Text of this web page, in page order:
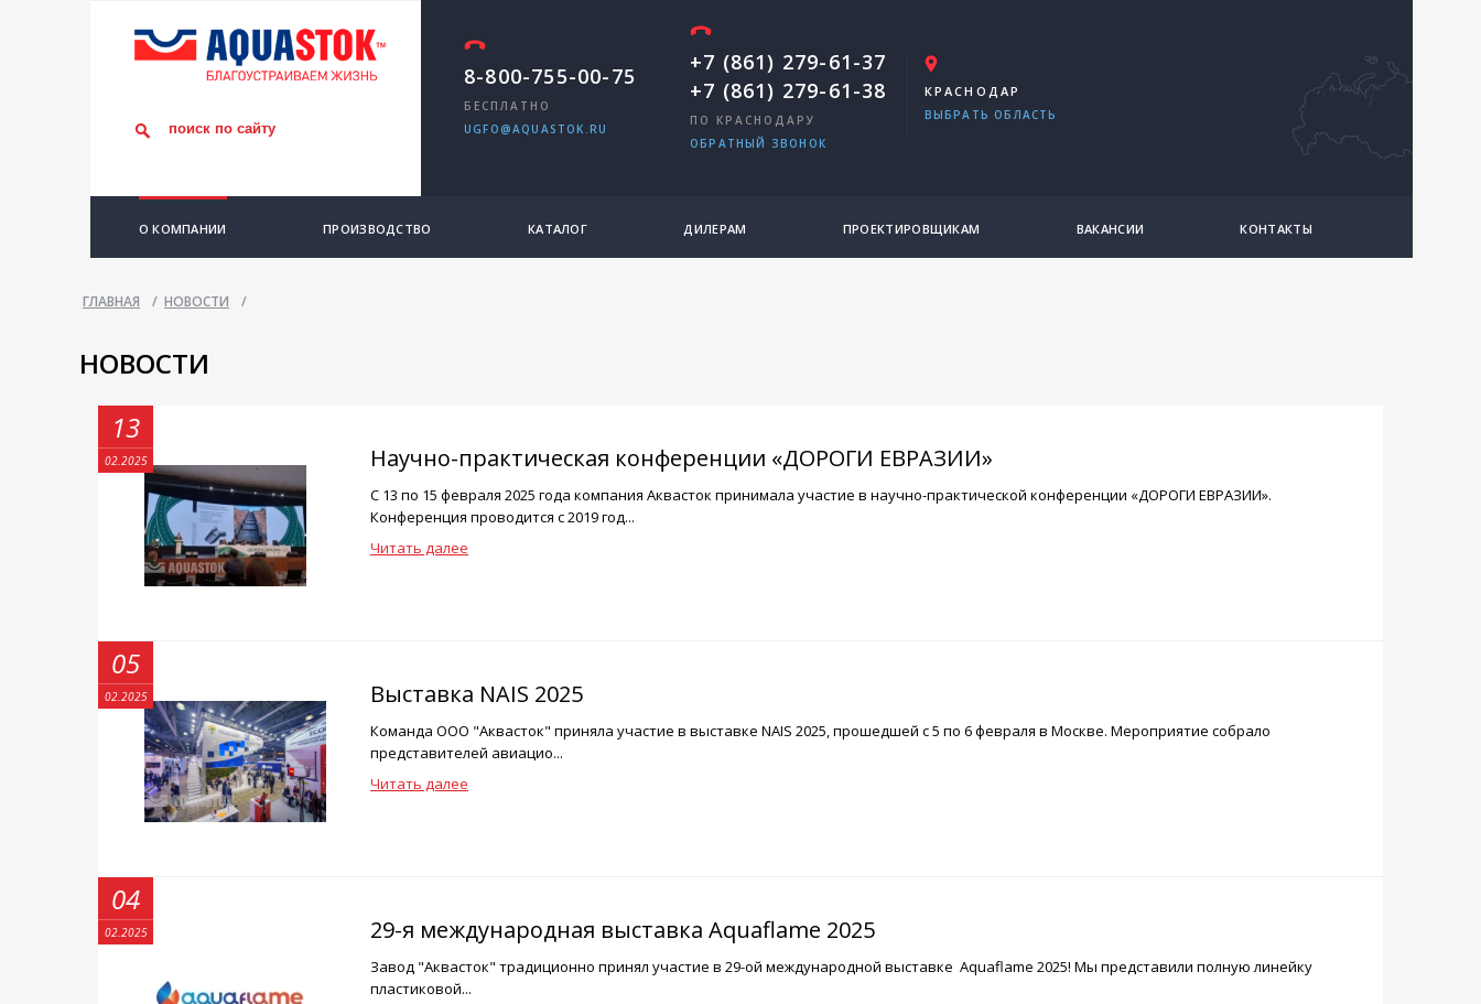
8-800-755-00-75
БЕСПЛАТНО
UGFO@AQUASTOK.RU
+7 (861) 279-61-37
+7 (861) 279-61-38
ПО КРАСНОДАРУ
ОБРАТНЫЙ ЗВОНОК
КРАСНОДАР
ВЫБРАТЬ ОБЛАСТЬ
О КОМПАНИИ ПРОИЗВОДСТВО КАТАЛОГ ДИЛЕРАМ ПРОЕКТИРОВЩИКАМ ВАКАНСИИ КОНТАКТЫ
ГЛАВНАЯ / НОВОСТИ /
НОВОСТИ
Научно-практическая конференции «ДОРОГИ ЕВРАЗИИ»
С 13 по 15 февраля 2025 года компания Аквасток принимала участие в научно-практической конференции «ДОРОГИ ЕВРАЗИИ».
Конференция проводится с 2019 год...
Читать далее
13
02.2025
Выставка NAIS 2025
Команда ООО "Аквасток" приняла участие в выставке NAIS 2025, прошедшей с 5 по 6 февраля в Москве. Мероприятие собрало
представителей авиацио...
Читать далее
05
02.2025
29-я международная выставка Aquaflame 2025
Завод "Аквасток" традиционно принял участие в 29-ой международной выставке Aquaflame 2025! Мы представили полную линейку
пластиковой...
04
02.2025